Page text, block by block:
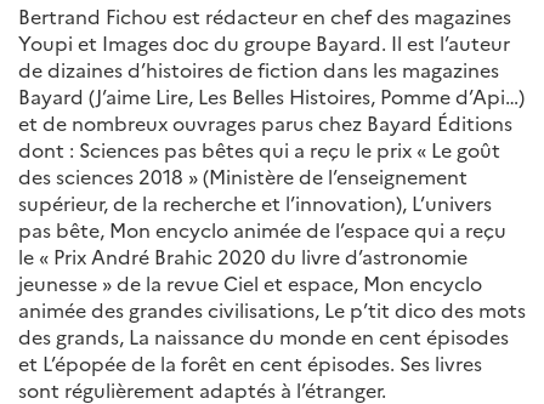
Bertrand Fichou est rédacteur en chef des magazines
Youpi et Images doc du groupe Bayard. Il est l’auteur
de dizaines d’histoires de fiction dans les magazines
Bayard (J’aime Lire, Les Belles Histoires, Pomme d’Api…)
et de nombreux ouvrages parus chez Bayard Éditions
dont : Sciences pas bêtes qui a reçu le prix « Le goût
des sciences 2018 » (Ministère de l’enseignement
supérieur, de la recherche et l’innovation), L’univers
pas bête, Mon encyclo animée de l’espace qui a reçu
le « Prix André Brahic 2020 du livre d’astronomie
jeunesse » de la revue Ciel et espace, Mon encyclo
animée des grandes civilisations, Le p’tit dico des mots
des grands, La naissance du monde en cent épisodes
et L’épopée de la forêt en cent épisodes. Ses livres
sont régulièrement adaptés à l’étranger.